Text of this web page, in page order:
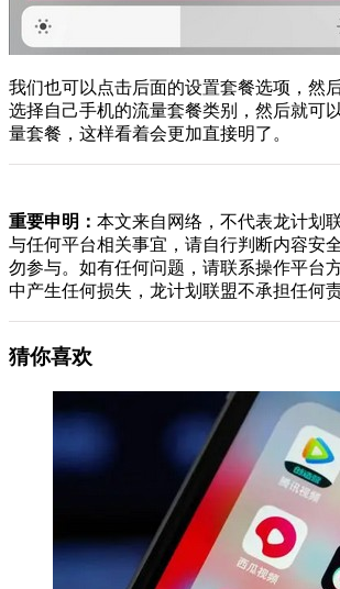
我们也可以点击后面的设置套餐选项，然
选择自己手机的流量套餐类别，然后就可
量套餐，这样看着会更加直接明了。
重要申明： 本文来自网络，不代表龙计划
与任何平台相关事宜，请自行判断内容安
勿参与。如有任何问题，请联系操作平台
中产生任何损失，龙计划联盟不承担任何责
猜你喜欢